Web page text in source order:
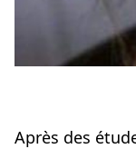
Après des